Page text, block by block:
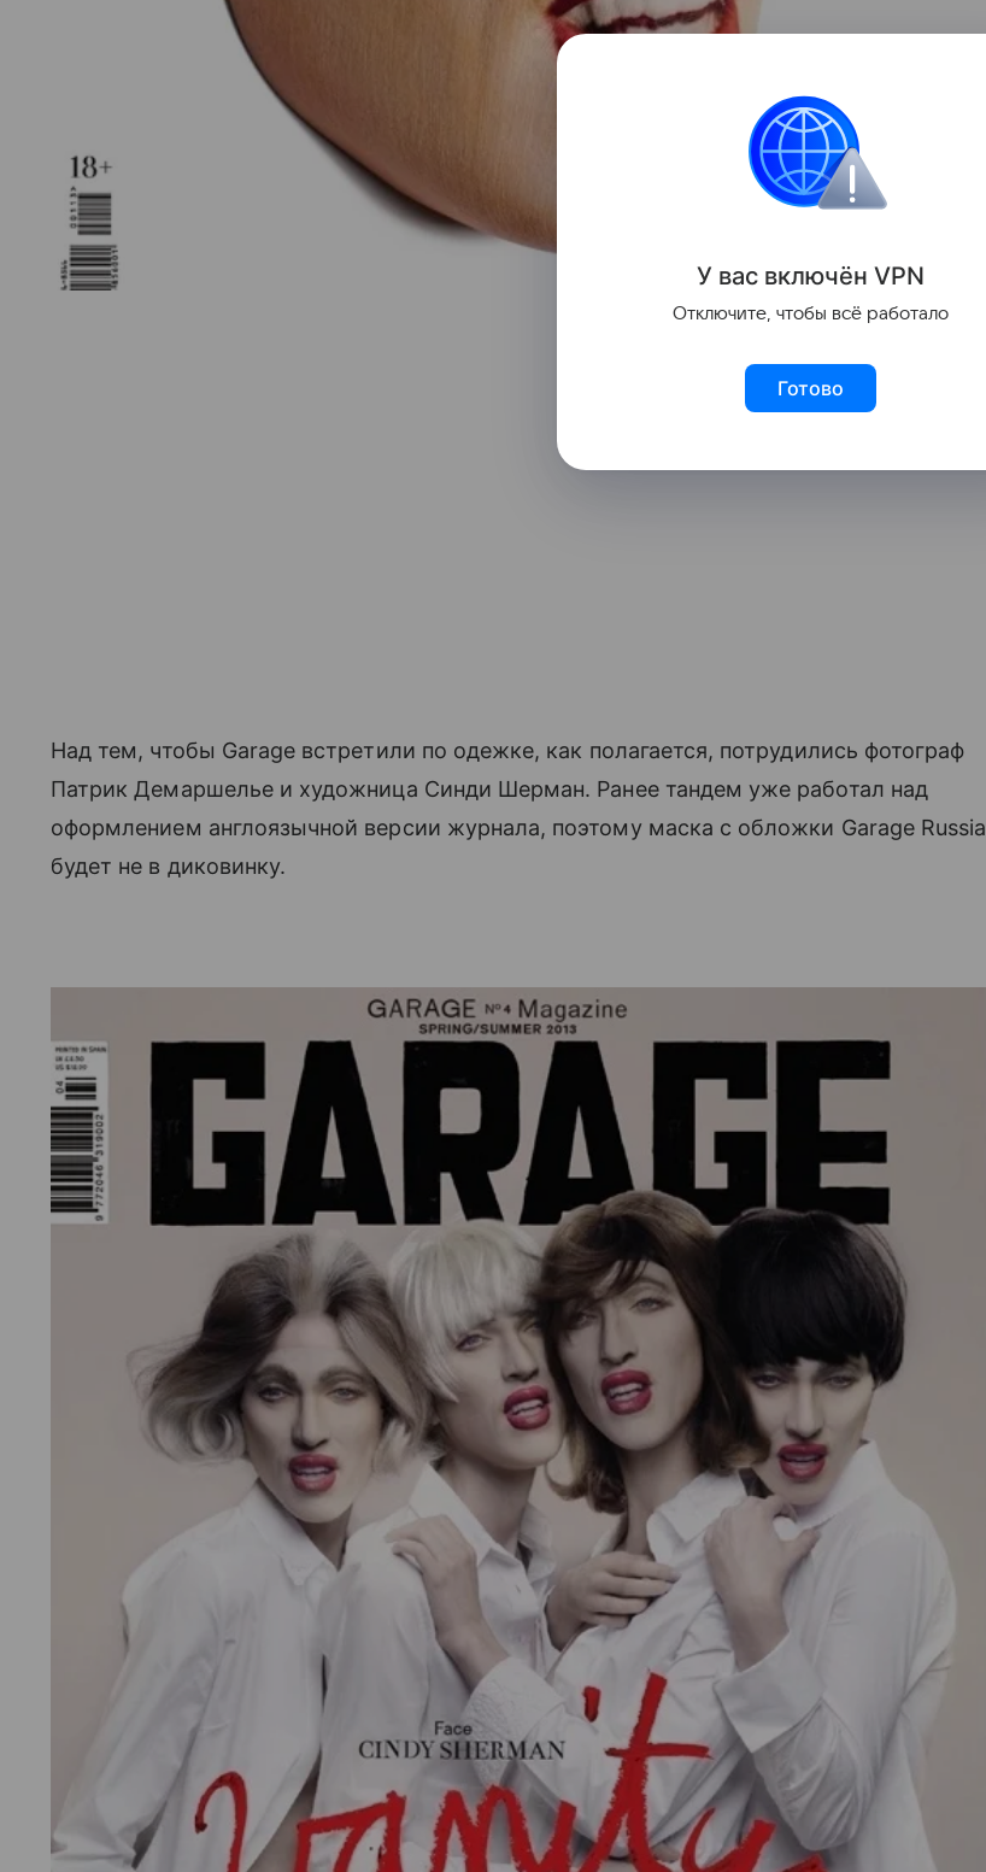
Над тем, чтобы Garage встретили по одежке, как полагается, потрудились фотограф
Патрик Демаршелье и художница Синди Шерман. Ранее тандем уже работал над
оформлением англоязычной версии журнала, поэтому маска с обложки Garage Russia
будет не в диковинку.
У вас включён VPN
Отключите, чтобы всё работало
Готово